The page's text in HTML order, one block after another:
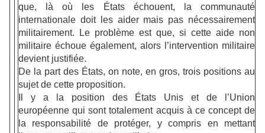
que, là où les États échouent, la communauté
internationale doit les aider mais pas nécessairement
militairement. Le problème est que, si cette aide non
militaire échoue également, alors l’intervention militaire
devient justifiée.
De la part des États, on note, en gros, trois positions au
sujet de cette proposition.
Il y a la position des États Unis et de l’Union
européenne qui sont totalement acquis à ce concept de
la responsabilité de protéger, y compris en mettant